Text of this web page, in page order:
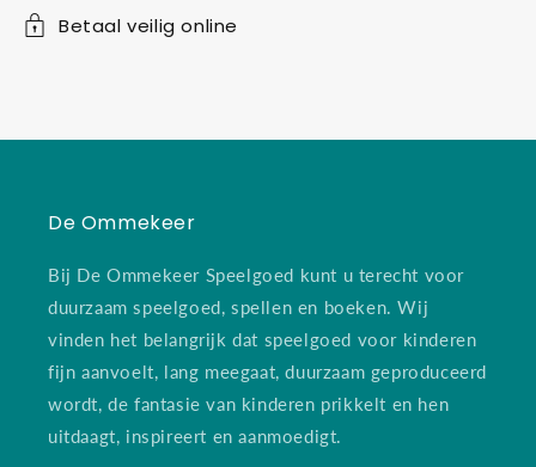
Betaal veilig online
De Ommekeer
Bij De Ommekeer Speelgoed kunt u terecht voor
duurzaam speelgoed, spellen en boeken. Wij
vinden het belangrijk dat speelgoed voor kinderen
fijn aanvoelt, lang meegaat, duurzaam geproduceerd
wordt, de fantasie van kinderen prikkelt en hen
uitdaagt, inspireert en aanmoedigt.